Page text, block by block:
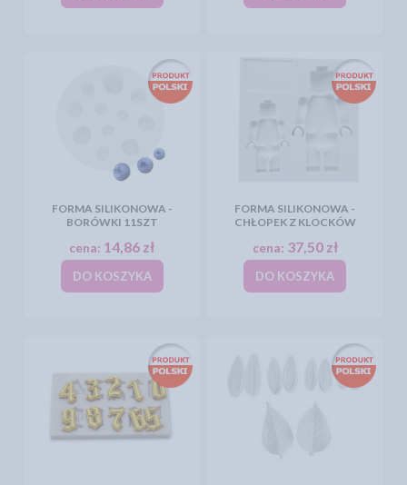
FORMA SILIKONOWA -
BORÓWKI 11SZT
cena: 14,86 zł
DO KOSZYKA
FORMA SILIKONOWA -
CHŁOPEK Z KLOCKÓW
cena: 37,50 zł
DO KOSZYKA